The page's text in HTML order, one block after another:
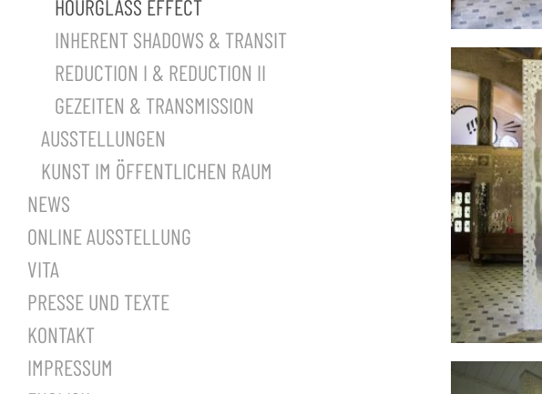
HOURGLASS EFFECT
INHERENT SHADOWS & TRANSIT
REDUCTION I & REDUCTION II
GEZEITEN & TRANSMISSION
AUSSTELLUNGEN
KUNST IM ÖFFENTLICHEN RAUM
NEWS
ONLINE AUSSTELLUNG
VITA
PRESSE UND TEXTE
KONTAKT
IMPRESSUM